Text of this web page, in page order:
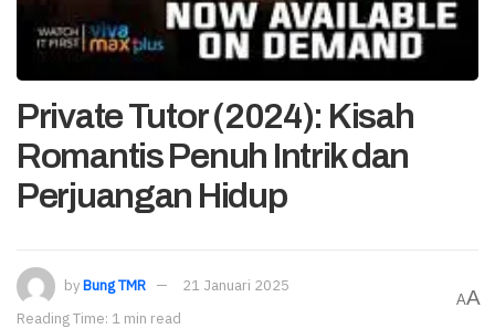
Private Tutor (2024): Kisah
Romantis Penuh Intrik dan
Perjuangan Hidup
byBung TMR
21 Januari 2025
Reading Time: 1 min read
AA